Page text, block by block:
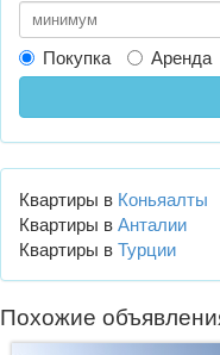
Покупка
Аренда
Квартиры в Коньяалты
Квартиры в Анталии
Квартиры в Турции
Похожие